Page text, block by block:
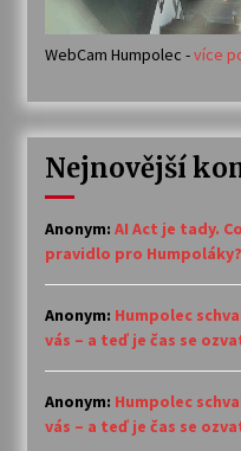
WebCam Humpolec -více
Nejnovější
Anonym: AI Act je tady.
pravidlo pro Humpoláky?
Anonym: Humpolec
vás – a teď je čas se
Anonym: Humpolec
vás – a teď je čas se